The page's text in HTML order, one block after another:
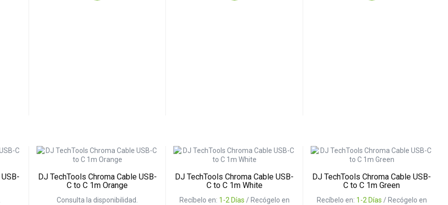
DJ TechTools Chroma Cable USB-
C to C 1m Orange
Consulta la disponibilidad.
DJ TechTools Chroma Cable USB-
C to C 1m White
Recíbelo en: 1-2 Días / Recógelo en
DJ TechTools Chroma Cable USB-
C to C 1m Green
Recíbelo en: 1-2 Días / Recógelo en